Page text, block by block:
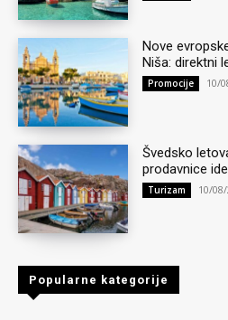
Nove
Niša: direktni
Promocije 10/
Švedsko
prodavnice
Turizam 10/
Popularne kategorije